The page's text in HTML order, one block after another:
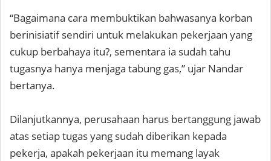
“Bagaimana cara membuktikan bahwasanya korban
berinisiatif sendiri untuk melakukan pekerjaan yang
cukup berbahaya itu?, sementara ia sudah tahu
tugasnya hanya menjaga tabung gas,” ujar Nandar
bertanya.
Dilanjutkannya, perusahaan harus bertanggung jawab
atas setiap tugas yang sudah diberikan kepada
pekerja, apakah pekerjaan itu memang layak